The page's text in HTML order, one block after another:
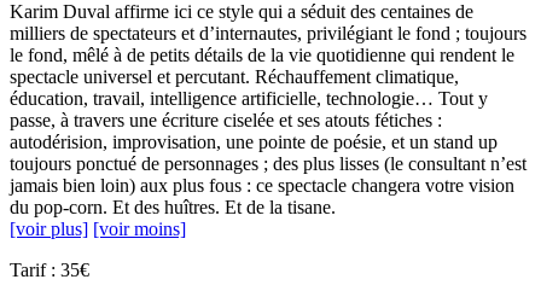
Karim Duval affirme ici ce style qui a séduit des centaines de
milliers de spectateurs et d’internautes, privilégiant le fond ; toujours
le fond, mêlé à de petits détails de la vie quotidienne qui rendent le
spectacle universel et percutant. Réchauffement climatique,
éducation, travail, intelligence artificielle, technologie… Tout y
passe, à travers une écriture ciselée et ses atouts fétiches :
autodérision, improvisation, une pointe de poésie, et un stand up
toujours ponctué de personnages ; des plus lisses (le consultant n’est
jamais bien loin) aux plus fous : ce spectacle changera votre vision
du pop-corn. Et des huîtres. Et de la tisane.
[voir plus] [voir moins]
Tarif : 35€